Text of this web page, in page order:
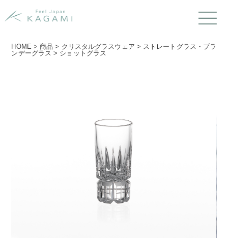
HOME >商品 > クリスタルグラスウェア > ストレートグラス・ブラ
ンデーグラス > ショットグラス